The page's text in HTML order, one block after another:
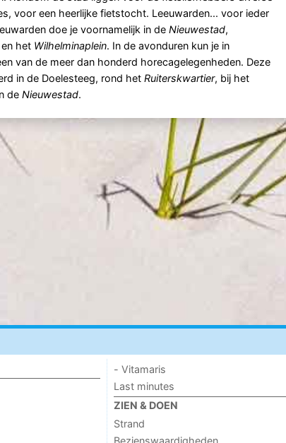
voor een heerlijke fietstocht. Leeuwarden... voor ieder
doe je voornamelijk in de Nieuwestad,
het Wilhelminaplein. In de avonduren kun je in
van de meer dan honderd horecagelegenheden. Deze
in de Doelesteeg, rond het Ruiterskwartier, bij het
de Nieuwestad.
- Vitamaris
Last minutes
ZIEN & DOEN
Strand
Bezienswaardigheden